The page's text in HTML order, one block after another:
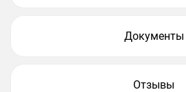
Документы
Отзывы